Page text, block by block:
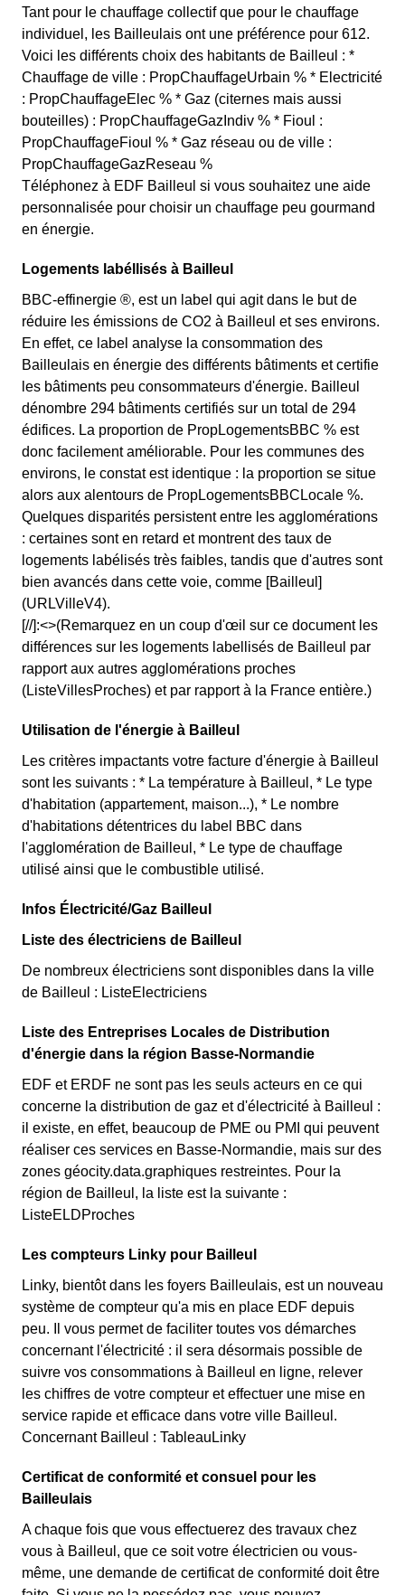
Tant pour le chauffage collectif que pour le chauffage
individuel, les Bailleulais ont une préférence pour 612.
Voici les différents choix des habitants de Bailleul : *
Chauffage de ville : PropChauffageUrbain % * Electricité
: PropChauffageElec % * Gaz (citernes mais aussi
bouteilles) : PropChauffageGazIndiv % * Fioul :
PropChauffageFioul % * Gaz réseau ou de ville :
PropChauffageGazReseau %
Téléphonez à EDF Bailleul si vous souhaitez une aide
personnalisée pour choisir un chauffage peu gourmand
en énergie.
Logements labéllisés à Bailleul
BBC-effinergie ®, est un label qui agit dans le but de
réduire les émissions de CO2 à Bailleul et ses environs.
En effet, ce label analyse la consommation des
Bailleulais en énergie des différents bâtiments et certifie
les bâtiments peu consommateurs d'énergie. Bailleul
dénombre 294 bâtiments certifiés sur un total de 294
édifices. La proportion de PropLogementsBBC % est
donc facilement améliorable. Pour les communes des
environs, le constat est identique : la proportion se situe
alors aux alentours de PropLogementsBBCLocale %.
Quelques disparités persistent entre les agglomérations
: certaines sont en retard et montrent des taux de
logements labélisés très faibles, tandis que d'autres sont
bien avancés dans cette voie, comme [Bailleul]
(URLVilleV4).
[//]:<>(Remarquez en un coup d'œil sur ce document les
différences sur les logements labellisés de Bailleul par
rapport aux autres agglomérations proches
(ListeVillesProches) et par rapport à la France entière.)
Utilisation de l'énergie à Bailleul
Les critères impactants votre facture d'énergie à Bailleul
sont les suivants : * La température à Bailleul, * Le type
d'habitation (appartement, maison...), * Le nombre
d'habitations détentrices du label BBC dans
l'agglomération de Bailleul, * Le type de chauffage
utilisé ainsi que le combustible utilisé.
Infos Électricité/Gaz Bailleul
Liste des électriciens de Bailleul
De nombreux électriciens sont disponibles dans la ville
de Bailleul : ListeElectriciens
Liste des Entreprises Locales de Distribution
d'énergie dans la région Basse-Normandie
EDF et ERDF ne sont pas les seuls acteurs en ce qui
concerne la distribution de gaz et d'électricité à Bailleul :
il existe, en effet, beaucoup de PME ou PMI qui peuvent
réaliser ces services en Basse-Normandie, mais sur des
zones géocity.data.graphiques restreintes. Pour la
région de Bailleul, la liste est la suivante :
ListeELDProches
Les compteurs Linky pour Bailleul
Linky, bientôt dans les foyers Bailleulais, est un nouveau
système de compteur qu'a mis en place EDF depuis
peu. Il vous permet de faciliter toutes vos démarches
concernant l'électricité : il sera désormais possible de
suivre vos consommations à Bailleul en ligne, relever
les chiffres de votre compteur et effectuer une mise en
service rapide et efficace dans votre ville Bailleul.
Concernant Bailleul : TableauLinky
Certificat de conformité et consuel pour les
Bailleulais
A chaque fois que vous effectuerez des travaux chez
vous à Bailleul, que ce soit votre électricien ou vous-
même, une demande de certificat de conformité doit être